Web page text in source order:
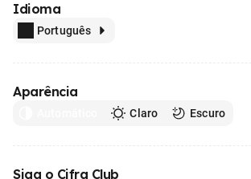
Idioma
Português
Aparência
Claro Escuro
Siga o Cifra Club